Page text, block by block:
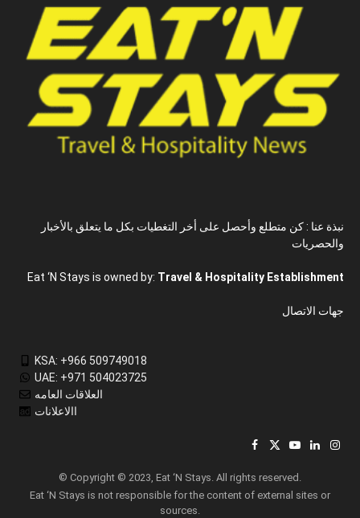
نبذة عنا : كن متطلع وأحصل على أخر التغطيات بكل ما يتعلق بالأخبار
والحصريات
Eat ‘N Stays is owned by: Travel & Hospitality Establishment
جهات الاتصال
KSA: +966 509749018
UAE: +971 504023725
العلاقات العامه
االاعلانات
Facebook
X
YouTube
LinkedIn
© Copyright © 2023, Eat ‘N Stays. All rights reserved.
Eat ‘N Stays is not responsible for the content of external sites or
sources.